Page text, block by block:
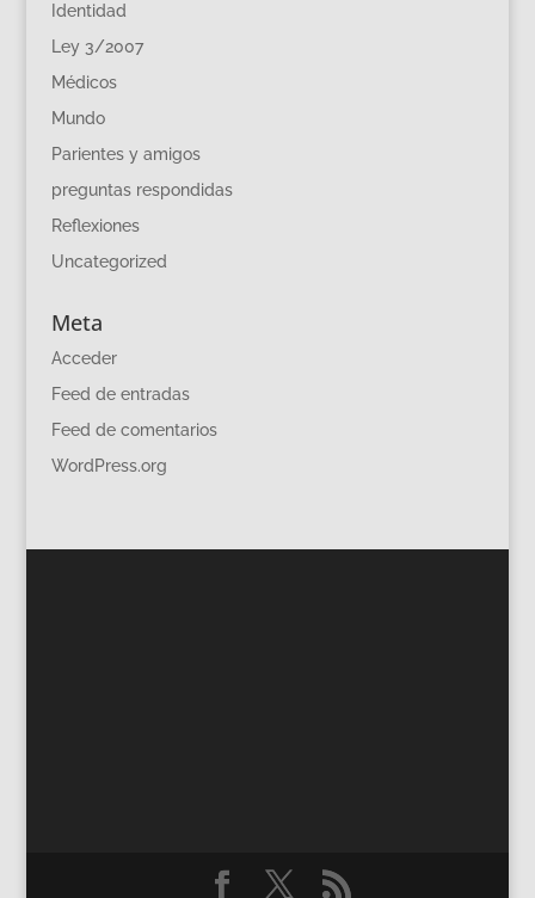
Identidad
Ley 3/2007
Médicos
Mundo
Parientes y amigos
preguntas respondidas
Reflexiones
Uncategorized
Meta
Acceder
Feed de entradas
Feed de comentarios
WordPress.org